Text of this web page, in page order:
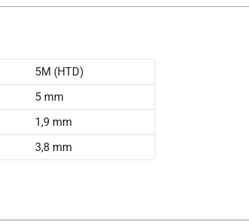
5M (HTD)
5 mm
1,9 mm
3,8 mm